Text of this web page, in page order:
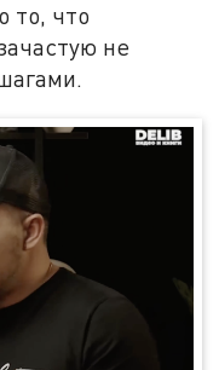
то, что
не